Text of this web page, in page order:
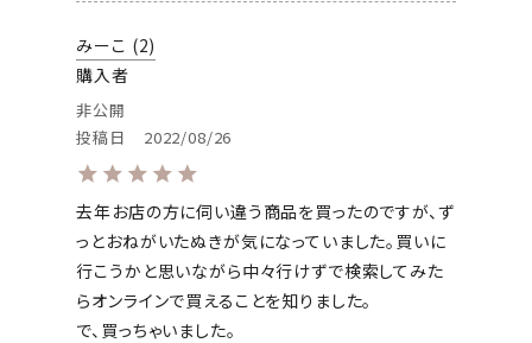
みーこ
2
購入者
非公開
投稿日
2022/08/26
去年お店の方に伺い違う商品を買ったのですが、ず
っとおねがいたぬきが気になっていました。買いに
行こうかと思いながら中々行けずで検索してみた
らオンラインで買えることを知りました。
で、買っちゃいました。